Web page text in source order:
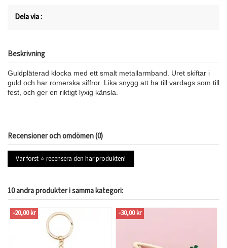
Dela via :
Beskrivning
Guldpläterad klocka med ett smalt metallarmband. Uret skiftar i
guld och har romerska siffror. Lika snygg att ha till vardags som till
fest, och ger en riktigt lyxig känsla.
Recensioner och omdömen (0)
Var först ⭐ recensera den här produkten!
10 andra produkter i samma kategori:
-20,00 kr -30,00 kr